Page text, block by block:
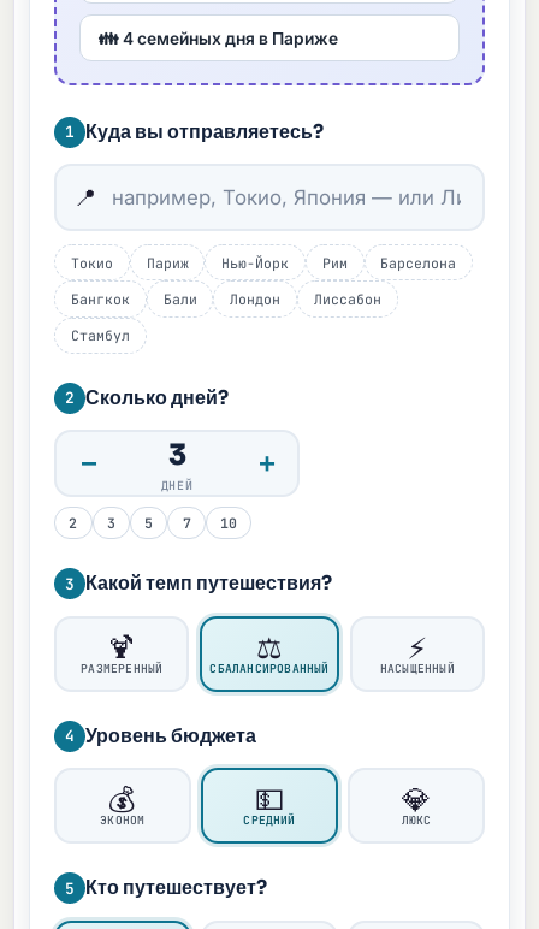
👪 4 семейных дня в Париже
1 Куда вы отправляетесь?
📍
Токио Париж Нью-Йорк Рим Барселона
Бангкок Бали Лондон Лиссабон
Стамбул
2 Сколько дней?
− 3
ДНЕЙ
+
2 3 5 7 10
3 Какой темп путешествия?
🍹
РАЗМЕРЕННЫЙ
⚖️
СБАЛАНСИРОВАННЫЙ
⚡
НАСЫЩЕННЫЙ
4 Уровень бюджета
💰
ЭКОНОМ
💵
СРЕДНИЙ
💎
ЛЮКС
5 Кто путешествует?